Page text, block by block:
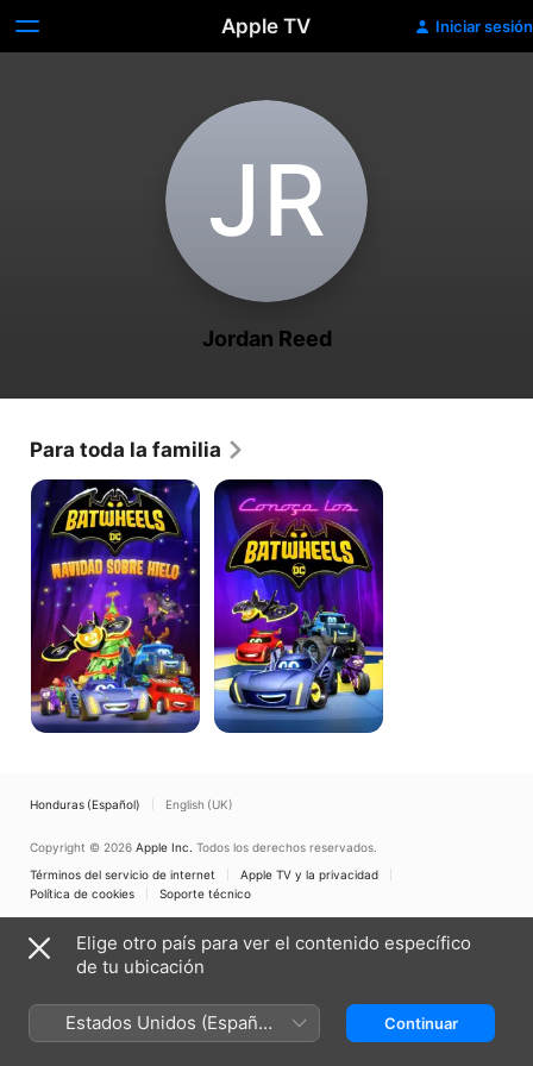
Apple TV Iniciar sesión
J‌R
Jordan Reed
Para toda la familia
Batwheels
Meet
the
Batwheels
Honduras (Español) English (UK)
Copyright © 2026 Apple Inc. Todos los derechos reservados.
Términos del servicio de internet
Apple TV y la privacidad
Política de cookies
Soporte técnico
Elige otro país para ver el contenido específico
de tu ubicación
Estados Unidos (Español
México)
Continuar